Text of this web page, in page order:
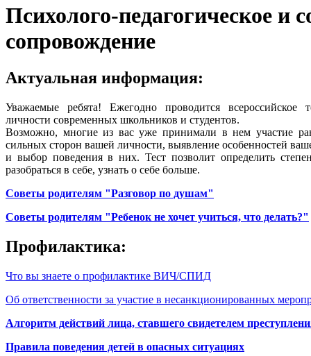
Психолого-педагогическое и
сопровождение
Актуальная информация:
Уважаемые ребята! Ежегодно проводится всероссийское
личности современных школьников и студентов.
Возможно, многие из вас уже принимали в нем участие
сильных сторон вашей личности, выявление особенностей
и выбор поведения в них. Тест позволит определить
разобраться в себе, узнать о себе больше.
Советы родителям "Разговор по душам"
Советы родителям "Ребенок не хочет учиться, что делать?"
Профилактика:
Что вы знаете о профилактике ВИЧ/СПИД
Об ответственности за участие в несанкционированных
Алгоритм действий лица, ставшего свидетелем
Правила поведения детей в опасных ситуациях